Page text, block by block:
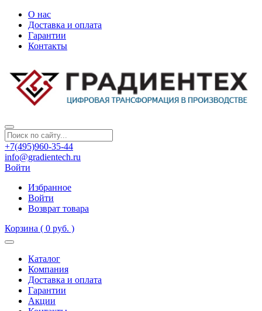
О нас
Доставка и оплата
Гарантии
Контакты
+7(495)960-35-44
info@gradientech.ru
Войти
Избранное
Войти
Возврат товара
Корзина ( 0 руб. )
Каталог
Компания
Доставка и оплата
Гарантии
Акции